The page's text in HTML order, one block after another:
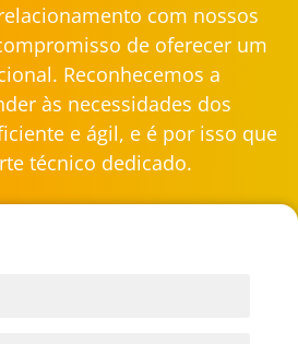
com nossos
de oferecer um
Reconhecemos a
às necessidades dos
e ágil, e é por isso que
técnico dedicado.